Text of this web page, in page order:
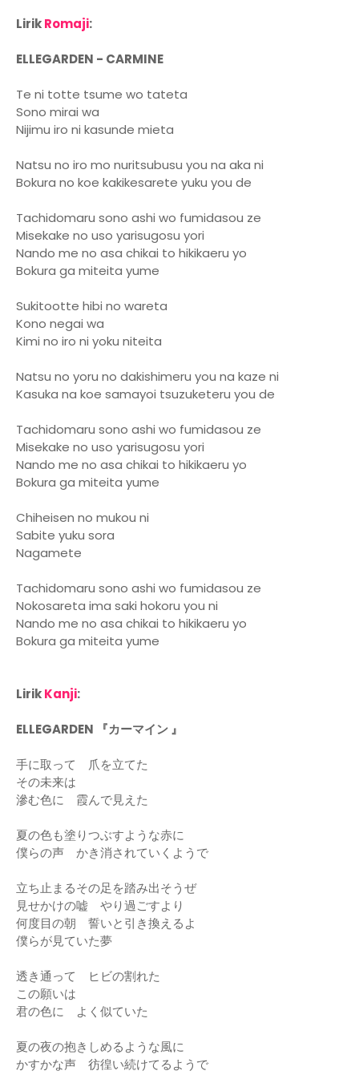
LirikRomaji:
ELLEGARDEN - CARMINE
Te ni totte tsume wo tateta
Sono mirai wa
Nijimu iro ni kasunde mieta
Natsu no iro mo nuritsubusu you na aka ni
Bokura no koe kakikesarete yuku you de
Tachidomaru sono ashi wo fumidasou ze
Misekake no uso yarisugosu yori
Nando me no asa chikai to hikikaeru yo
Bokura ga miteita yume
Sukitootte hibi no wareta
Kono negai wa
Kimi no iro ni yoku niteita
Natsu no yoru no dakishimeru you na kaze ni
Kasuka na koe samayoi tsuzuketeru you de
Tachidomaru sono ashi wo fumidasou ze
Misekake no uso yarisugosu yori
Nando me no asa chikai to hikikaeru yo
Bokura ga miteita yume
Chiheisen no mukou ni
Sabite yuku sora
Nagamete
Tachidomaru sono ashi wo fumidasou ze
Nokosareta ima saki hokoru you ni
Nando me no asa chikai to hikikaeru yo
Bokura ga miteita yume
LirikKanji:
ELLEGARDEN 『カーマイン 』
手に取って 爪を立てた
その未来は
滲む色に 霞んで見えた
夏の色も塗りつぶすような赤に
僕らの声 かき消されていくようで
立ち止まるその足を踏み出そうぜ
見せかけの嘘 やり過ごすより
何度目の朝 誓いと引き換えるよ
僕らが見ていた夢
透き通って ヒビの割れた
この願いは
君の色に よく似ていた
夏の夜の抱きしめるような風に
かすかな声 彷徨い続けてるようで